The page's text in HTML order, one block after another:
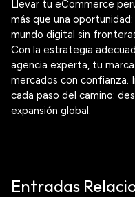
Llevar tu eCommerce
más que una
mundo digital sin
Con la estrategia
agencia experta, tu
mercados con confianza.
cada paso del camino:
expansión global.
Entradas